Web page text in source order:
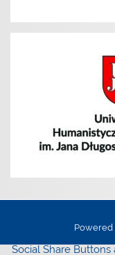
Powered
Social Share Buttons